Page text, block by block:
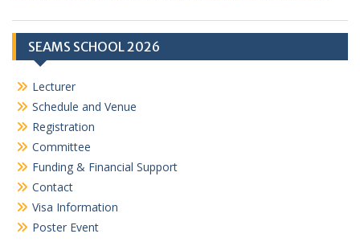
SEAMS SCHOOL 2026
Lecturer
Schedule and Venue
Registration
Committee
Funding & Financial Support
Contact
Visa Information
Poster Event